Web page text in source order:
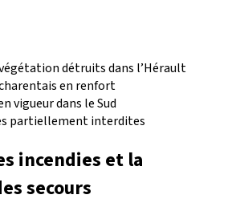
détruits dans l’Hérault
en renfort
vigueur dans le Sud
partiellement interdites
incendies et la
secours